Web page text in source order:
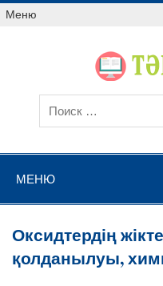
Меню
МЕНЮ
Оксидтердің
қолданылуы,